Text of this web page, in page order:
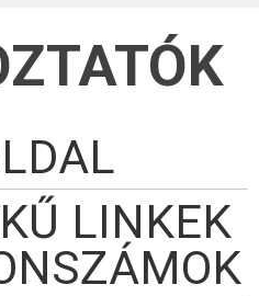
LINKEK